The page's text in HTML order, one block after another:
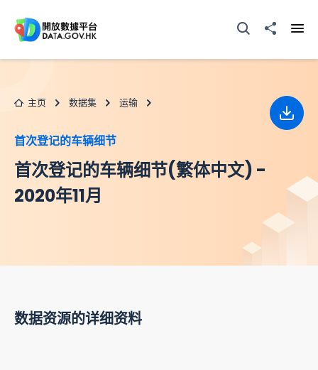
打开搜寻器分享至
主页 数据集 运输
首次登记的车辆细节
首次登记的车辆细节(繁体中文) -
2020年11月
下载
数据资源的详细资料